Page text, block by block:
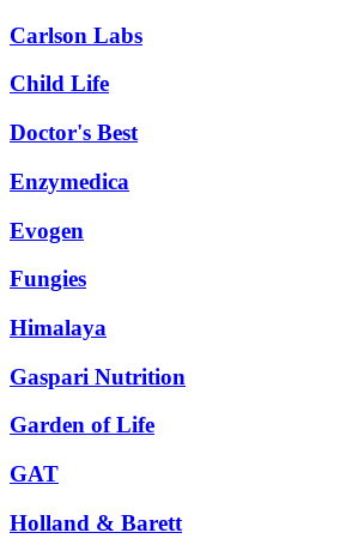
Carlson Labs
Child Life
Doctor's Best
Enzymedica
Evogen
Fungies
Himalaya
Gaspari Nutrition
Garden of Life
GAT
Holland & Barett